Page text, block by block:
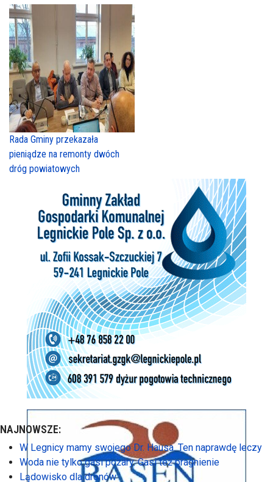
Rada Gminy przekazała
pieniądze na remonty dwóch
dróg powiatowych
NAJNOWSZE:
W Legnicy mamy swojego Dr. Hausa. Ten naprawdę leczy
Woda nie tylko gasi pożary. Gasi też pragnienie
Lądowisko dla dronów